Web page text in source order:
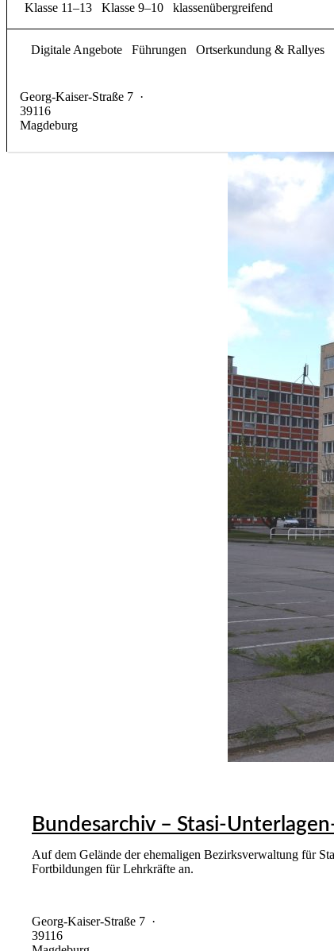
Klasse 11–13 Klasse 9–10 klassenübergreifend
Digitale Angebote Führungen Ortserkundung & Rallyes
Georg-Kaiser-Straße 7 ·
39116
Magdeburg
Bundesarchiv – Stasi-
Auf dem Gelände der ehemaligen Bezirksverwaltung für
Fortbildungen für Lehrkräfte an.
Georg-Kaiser-Straße 7 ·
39116